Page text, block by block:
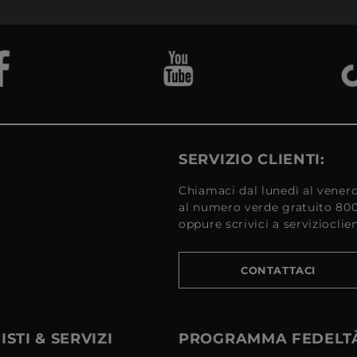
SERVIZIO CLIENTI:
Chiamaci dal lunedì al
al numero verde gratuito
oppure scrivici a
CONTATTACI
& SERVIZI PROGRAMMA